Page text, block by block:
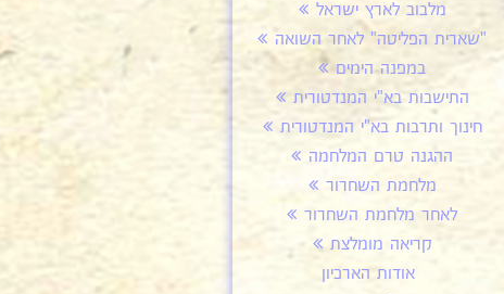
מלבוב לארץ ישראל
"שארית הפליטה" לאחר השואה
במפנה הימים
התישבות בא"י המנדטורית
חינוך ותרבות בא"י המנדטורית
ההגנה טרם המלחמה
מלחמת השחרור
לאחר מלחמת השחרור
קריאה מומלצת
אודות הארכיון